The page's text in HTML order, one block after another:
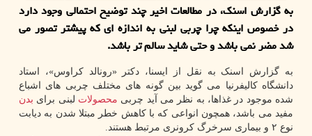
به گزارش اسنک، در مطالعات اخیر چند توضیح احتمالی وجود دارد
در خصوص اینکه چرا چربی لبنی به اندازه ای که پیشتر تصور می
شد مضر نمی باشد و حتی شاید سالم تر باشد.
به گزارش اسنک به نقل از ایسنا، دکتر «رونالد کراوس»، استاد
دانشگاه کالیفرنیا می گوید بین گونه های مختلف چربی های اشباع
شده موجود در غذاها، به نظر می آید چربی محصولات لبنی برای بدن
مفید می باشد، همچون انواعی که با کاهش خطر مبتلا شدن به دیابت
نوع ۲ و بیماری سرخرگ کرونری مرتبط هستند.